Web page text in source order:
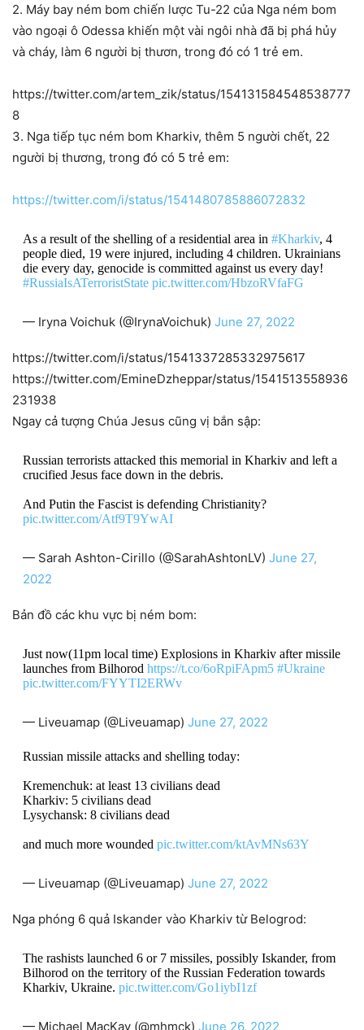
2. Máy bay ném bom chiến lược Tu-22 của Nga ném bom
vào ngoại ô Odessa khiến một vài ngôi nhà đã bị phá hủy
và cháy, làm 6 người bị thươn, trong đó có 1 trẻ em.
https://twitter.com/artem_zik/status/154131584548538777
8
3. Nga tiếp tục ném bom Kharkiv, thêm 5 người chết, 22
người bị thương, trong đó có 5 trẻ em:
https://twitter.com/i/status/1541480785886072832
As a result of the shelling of a residential area in #Kharkiv, 4
people died, 19 were injured, including 4 children. Ukrainians
die every day, genocide is committed against us every day!
#RussiaIsATerroristState pic.twitter.com/HbzoRVfaFG
— Iryna Voichuk (@IrynaVoichuk) June 27, 2022
https://twitter.com/i/status/1541337285332975617
https://twitter.com/EmineDzheppar/status/1541513558936
231938
Ngay cả tượng Chúa Jesus cũng vị bắn sập:
Russian terrorists attacked this memorial in Kharkiv and left a
crucified Jesus face down in the debris.
And Putin the Fascist is defending Christianity?
pic.twitter.com/Atf9T9YwAI
— Sarah Ashton-Cirillo (@SarahAshtonLV) June 27,
2022
Bản đồ các khu vực bị ném bom:
Just now(11pm local time) Explosions in Kharkiv after missile
launches from Bilhorod https://t.co/6oRpiFApm5 #Ukraine
pic.twitter.com/FYYTI2ERWv
— Liveuamap (@Liveuamap) June 27, 2022
Russian missile attacks and shelling today:
Kremenchuk: at least 13 civilians dead
Kharkiv: 5 civilians dead
Lysychansk: 8 civilians dead
and much more wounded pic.twitter.com/ktAvMNs63Y
— Liveuamap (@Liveuamap) June 27, 2022
Nga phóng 6 quả Iskander vào Kharkiv từ Belogrod:
The rashists launched 6 or 7 missiles, possibly Iskander, from
Bilhorod on the territory of the Russian Federation towards
Kharkiv, Ukraine. pic.twitter.com/Go1iybI1zf
— Michael MacKay (@mhmck) June 26, 2022